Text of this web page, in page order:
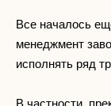
Все началось
менеджмент
исполнять ряд
В частности,